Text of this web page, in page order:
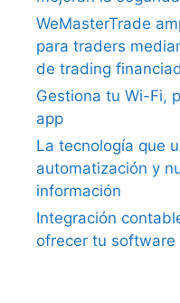
WeMasterTrade
para traders
de trading
Gestiona tu Wi-Fi,
app
La tecnología que
automatización y
información
Integración
ofrecer tu software